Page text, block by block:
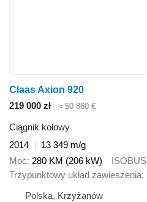
Claas Axion 920
219 000 zł
≈ 50 860 €
Ciągnik kołowy
2014
13 349 m/g
Moc 280 KM (206 kW) ISOBUS
Trzypunktowy układ zawieszenia
Polska, Krzyżanów